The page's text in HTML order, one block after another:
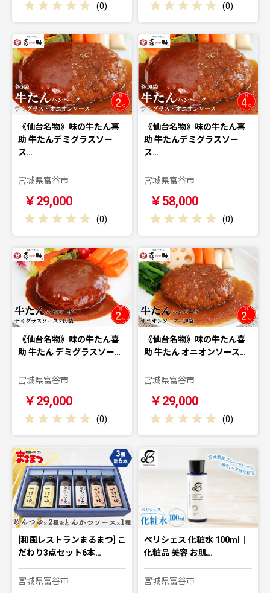
(0) (0)
《仙台名物》味の牛たん喜
助 牛たんデミグラスソー
ス…
宮城県富谷市
￥29,000
(0)
《仙台名物》味の牛たん喜
助 牛たんデミグラスソー
ス…
宮城県富谷市
￥58,000
(0)
《仙台名物》味の牛たん喜
助 牛たん デミグラスソー…
宮城県富谷市
￥29,000
(0)
《仙台名物》味の牛たん喜
助 牛たん オニオンソース…
宮城県富谷市
￥29,000
(0)
[和風レストランまるまつ] こ
だわり3点セット6本…
宮城県富谷市
べリシェス 化粧水 100ml｜
化粧品 美容 お肌…
宮城県富谷市